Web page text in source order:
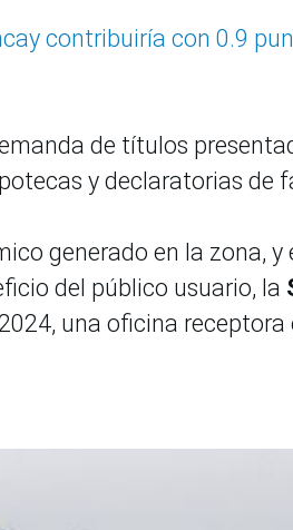
contribuiría con 0.9
de títulos
y declaratorias de
generado en la zona,
del público usuario, la
una oficina